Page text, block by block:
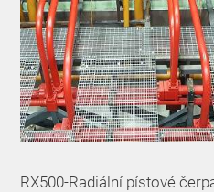
RX500-Radiální pístové